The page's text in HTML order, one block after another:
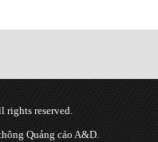
rights reserved.
Quảng cáo A&D.